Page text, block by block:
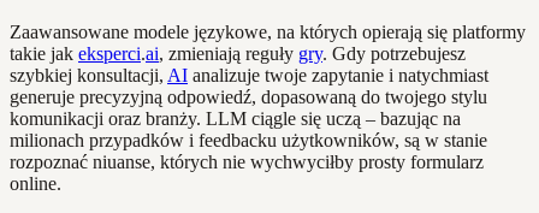
Zaawansowane modele językowe, na których opierają się platformy
takie jak eksperci.ai, zmieniają reguły gry. Gdy potrzebujesz
szybkiej konsultacji, AI analizuje twoje zapytanie i natychmiast
generuje precyzyjną odpowiedź, dopasowaną do twojego stylu
komunikacji oraz branży. LLM ciągle się uczą – bazując na
milionach przypadków i feedbacku użytkowników, są w stanie
rozpoznać niuanse, których nie wychwyciłby prosty formularz
online.